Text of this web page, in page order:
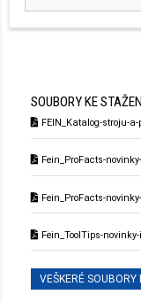
SOUBORY KE
FEIN_Katalog-stroju-
Fein_ProFacts-
Fein_ProFacts-
Fein_ToolTips-
VEŠKERÉ SOUBORY